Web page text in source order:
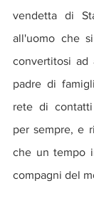
vendetta di
all'uomo che
convertitosi ad
padre di
rete di
per sempre, e
che un tempo
compagni del